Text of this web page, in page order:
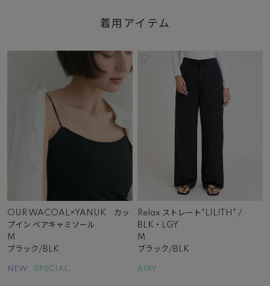
着用アイテム
OUR WACOAL×YANUK カッ
プイン ベアキャミソール
M
ブラック/BLK
NEW SPECIAL
Relax ストレート"LILITH" /
BLK・LGY
M
ブラック/BLK
AIRY